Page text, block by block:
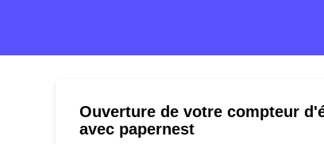
Ouverture de votre compteur
avec papernest